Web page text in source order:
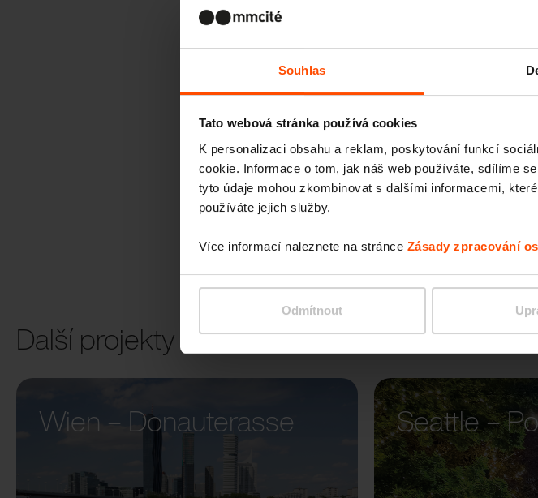
Souhlas
Tato webová stránka používá cookies
K personalizaci obsahu a reklam, poskytování funkcí
cookie. Informace o tom, jak náš web používáte, sdílíme
tyto údaje mohou zkombinovat s dalšími informacemi,
používáte jejich služby.
Více informací naleznete na stránce Zásady zpracování
Odmítnout
Další projekty
Wien – Donauterasse
Seattle –